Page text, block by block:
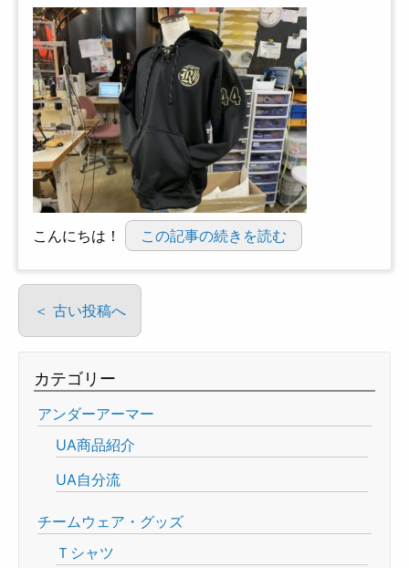
こんにちは！ この記事の続きを読む
＜ 古い投稿へ
カテゴリー
アンダーアーマー
UA商品紹介
UA自分流
チームウェア・グッズ
Ｔシャツ